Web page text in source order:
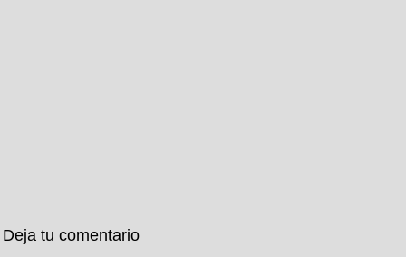
Deja tu comentario